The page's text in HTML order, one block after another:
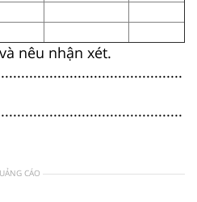
nêu nhận xét.
CÁO